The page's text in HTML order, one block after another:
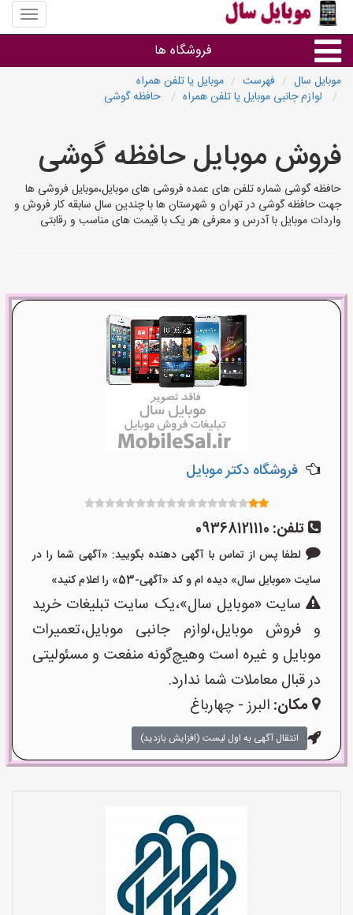
منوی
سایت
سال
فروشگاه ها
موبایل و تبلت
سایر گروه ها
فروشگاه های موبایل
موبایل سال فهرست
موبایل یا تلفن همراه
لوازم جانبی موبایل یا تلفن همراه
حافظه گوشی
فروش موبایل حافظه گوشی
حافظه گوشی شماره تلفن های عمده فروشی های موبایل،موبایل فروشی ها
جهت حافظه گوشی در تهران و شهرستان ها با چندین سال سابقه کار فروش و
واردات موبایل با آدرس و معرفی هر یک با قیمت های مناسب و رقابتی
فروشگاه دکتر موبایل
تلفن: 09368121110
لطفا پس از تماس با آگهی دهنده بگویید: «آگهی شما را در
سایت «موبایل سال» دیده ام و کد «آگهی-53» را اعلام کنید»
سایت «موبایل سال»،یک سایت تبلیغات خرید
و فروش موبایل،لوازم جانبی موبایل،تعمیرات
موبایل و غیره است وهیچ‌گونه منفعت و مسئولیتی
در قبال معاملات شما ندارد.
مکان: البرز - چهارباغ
انتقال آگهی به اول لیست (افزایش بازدید)